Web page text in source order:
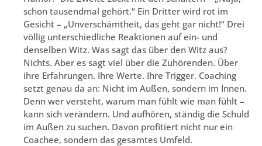
schon tausendmal gehört.“ Ein Dritter wird rot im
Gesicht – „Unverschämtheit, das geht gar nicht!“ Drei
völlig unterschiedliche Reaktionen auf ein- und
denselben Witz. Was sagt das über den Witz aus?
Nichts. Aber es sagt viel über die Zuhörenden. Über
ihre Erfahrungen. Ihre Werte. Ihre Trigger. Coaching
setzt genau da an: Nicht im Außen, sondern im Innen.
Denn wer versteht, warum man fühlt wie man fühlt –
kann sich verändern. Und aufhören, ständig die Schuld
im Außen zu suchen. Davon profitiert nicht nur ein
Coachee, sondern das gesamtes Umfeld.